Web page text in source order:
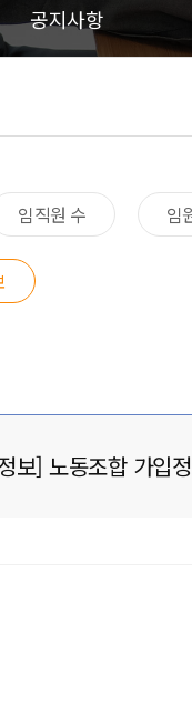
공지사항
임직원 수​ 임
보] 노동조합 가입